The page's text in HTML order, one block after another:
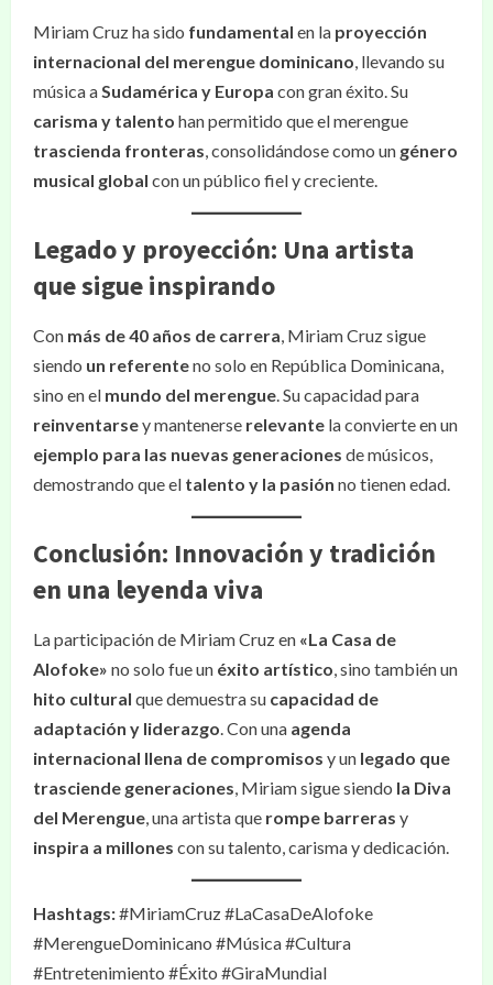
Miriam Cruz ha sido fundamental en la proyección
internacional del merengue dominicano, llevando su
música aSudamérica y Europa con gran éxito. Su
carisma y talento han permitido que el merengue
trascienda fronteras, consolidándose como un género
musical global con un público fiel y creciente.
Legado y proyección: Una artista
que sigue inspirando
Con más de 40 años de carrera, Miriam Cruz sigue
siendo un referenteno solo en República Dominicana,
sino en el mundo del merengue. Su capacidad para
reinventarsey mantenerse relevante la convierte en un
ejemplo para las nuevas generaciones de músicos,
demostrando que el talento y la pasión no tienen edad.
Conclusión: Innovación y tradición
en una leyenda viva
La participación de Miriam Cruz en «La Casa de
Alofoke» no solo fue un éxito artístico, sino también un
hito cultural que demuestra su capacidad de
adaptación y liderazgo. Con una agenda
internacional llena de compromisos y un legado que
trasciende generaciones, Miriam sigue siendo la Diva
del Merengue, una artista que rompe barreras y
inspira a millones con su talento, carisma y dedicación.
Hashtags:#MiriamCruz #LaCasaDeAlofoke
#MerengueDominicano #Música #Cultura
#Entretenimiento #Éxito #GiraMundial